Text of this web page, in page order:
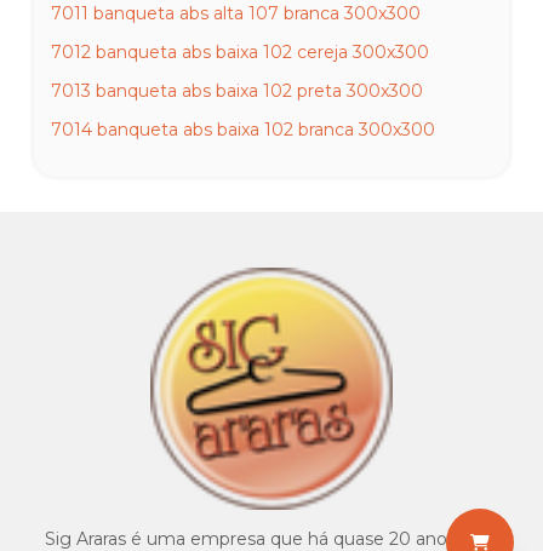
7011 banqueta abs alta 107 branca 300x300
7012 banqueta abs baixa 102 cereja 300x300
7013 banqueta abs baixa 102 preta 300x300
7014 banqueta abs baixa 102 branca 300x300
7018 puf quadrado 300x300
7019 puf baú de 2 lugares 300x300
7020 puf de 3 lugaes 300x300
7021 escada banqueta 300x300
7022 escada aluminio 3 degraus 300x300
7023 escada aluminio 5 degraus 300x300
7024 escada aluminio 7 degraus 300x300
Sig Araras é uma empresa que há quase 20 anos atua